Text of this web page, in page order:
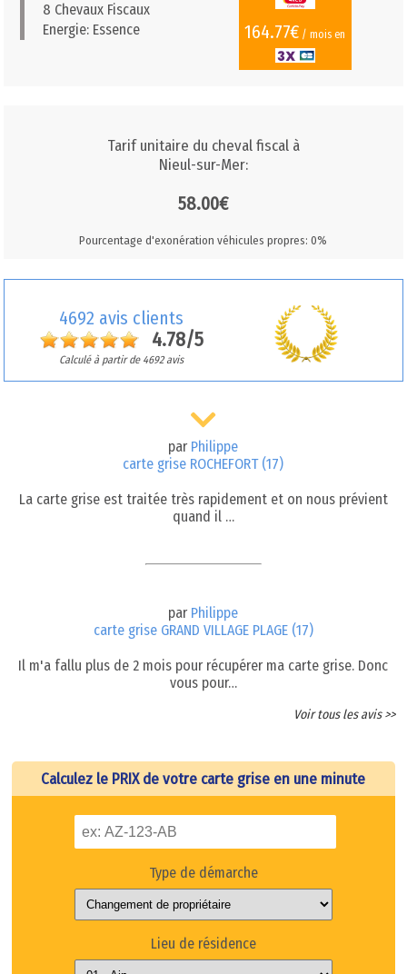
8 Chevaux Fiscaux
Energie: Essence
164.77€ / mois en
Tarif unitaire du cheval fiscal à
Nieul-sur-Mer:
58.00€
Pourcentage d'exonération véhicules propres: 0%
4692 avis clients
4.78/5
Calculé à partir de 4692 avis
par Philippe
carte grise ROCHEFORT (17)
La carte grise est traitée très rapidement et on nous prévient
quand il …
par Philippe
carte grise GRAND VILLAGE PLAGE (17)
Il m'a fallu plus de 2 mois pour récupérer ma carte grise. Donc
vous pour…
Voir tous les avis >>
Calculez le PRIX de votre carte grise en une minute
Type de démarche
Lieu de résidence